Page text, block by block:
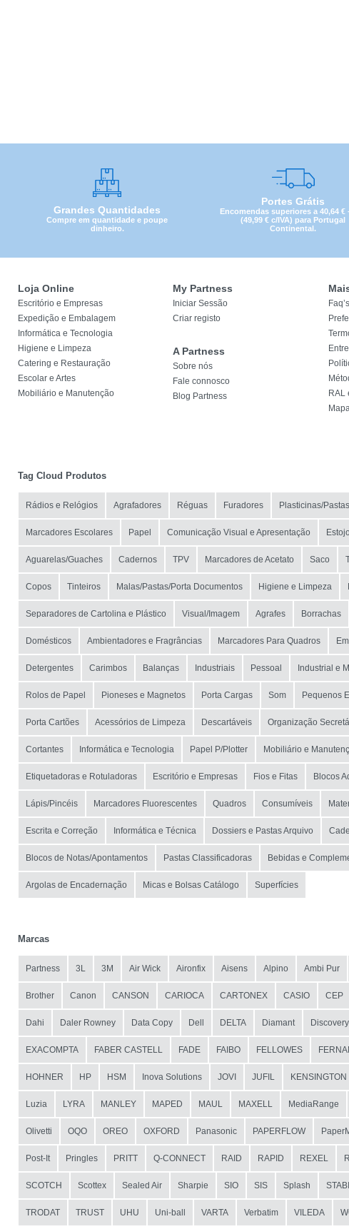
Grandes Quantidades
Compre em quantidade e poupe
dinheiro.
Portes Grátis
Encomendas superiores a 40,64 €
(49,99 € c/IVA) para Portugal
Continental.
Loja Online
Escritório e Empresas
Expedição e Embalagem
Informática e Tecnologia
Higiene e Limpeza
Catering e Restauração
Escolar e Artes
Mobiliário e Manutenção
My Partness
Iniciar Sessão
Criar registo
A Partness
Sobre nós
Fale connosco
Blog Partness
Faq’s
RAL
Tag Cloud Produtos
Rádios e Relógios Agrafadores Réguas Furadores Plasticinas/
Marcadores Escolares Papel Comunicação Visual e Apresentação
Aguarelas/Guaches Cadernos TPV Marcadores de Acetato Saco
Copos Tinteiros Malas/Pastas/Porta Documentos Higiene e Limpeza
Separadores de Cartolina e Plástico Visual/Imagem Agrafes Borrachas
Domésticos Ambientadores e Fragrâncias Marcadores Para Quadros
Detergentes Carimbos Balanças Industriais Pessoal Industrial e
Rolos de Papel Pioneses e Magnetos Porta Cargas Som Pequenos
Porta Cartões Acessórios de Limpeza Descartáveis Organização
Cortantes Informática e Tecnologia Papel P/Plotter Mobiliário e
Etiquetadoras e Rotuladoras Escritório e Empresas Fios e Fitas Blocos
Lápis/Pincéis Marcadores Fluorescentes Quadros Consumíveis
Escrita e Correção Informática e Técnica Dossiers e Pastas Arquivo
Blocos de Notas/Apontamentos Pastas Classificadoras Bebidas e
Argolas de Encadernação Micas e Bolsas Catálogo Superfícies
Marcas
Partness 3L 3M Air Wick Aironfix Aisens Alpino Ambi Pur
Brother Canon CANSON CARIOCA CARTONEX CASIO CEP
Dahi Daler Rowney Data Copy Dell DELTA Diamant Discovery
EXACOMPTA FABER CASTELL FADE FAIBO FELLOWES
HOHNER HP HSM Inova Solutions JOVI JUFIL KENSINGTON
Luzia LYRA MANLEY MAPED MAUL MAXELL MediaRange
Olivetti OQO OREO OXFORD Panasonic PAPERFLOW
Post-It Pringles PRITT Q-CONNECT RAID RAPID REXEL
SCOTCH Scottex Sealed Air Sharpie SIO SIS Splash
TRODAT TRUST UHU Uni-ball VARTA Verbatim VILEDA